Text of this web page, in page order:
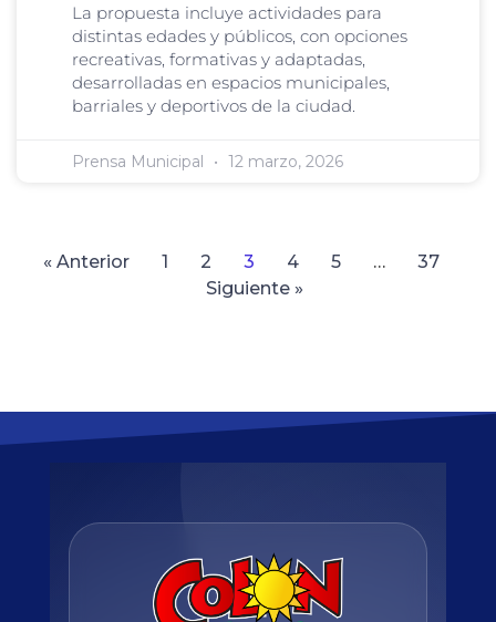
La propuesta incluye actividades para
distintas edades y públicos, con opciones
recreativas, formativas y adaptadas,
desarrolladas en espacios municipales,
barriales y deportivos de la ciudad.
Prensa Municipal 12 marzo, 2026
« Anterior 1 2 3 4 5 …
37
Siguiente »